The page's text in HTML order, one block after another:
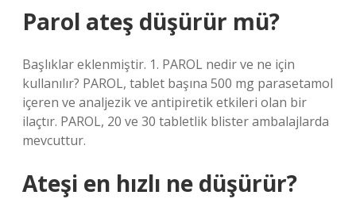
Parol ateş düşürür mü?
Başlıklar eklenmiştir. 1. PAROL nedir ve ne için
kullanılır? PAROL, tablet başına 500 mg parasetamol
içeren ve analjezik ve antipiretik etkileri olan bir
ilaçtır. PAROL, 20 ve 30 tabletlik blister ambalajlarda
mevcuttur.
Ateşi en hızlı ne düşürür?